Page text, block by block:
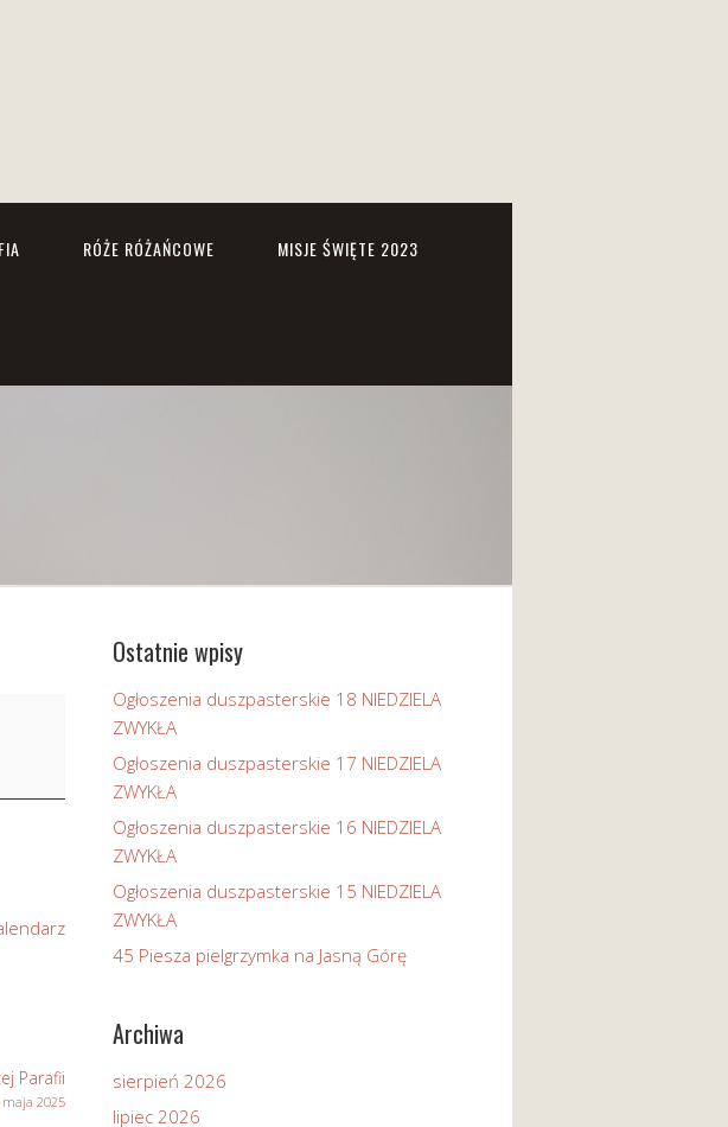
RÓŻE RÓŻAŃCOWE MISJE ŚWIĘTE 2023
Parafii
maja 2025
Ostatnie wpisy
Ogłoszenia duszpasterskie 18 NIEDZIELA
ZWYKŁA
Ogłoszenia duszpasterskie 17 NIEDZIELA
ZWYKŁA
Ogłoszenia duszpasterskie 16 NIEDZIELA
ZWYKŁA
Ogłoszenia duszpasterskie 15 NIEDZIELA
ZWYKŁA
45 Piesza pielgrzymka na Jasną Górę
Archiwa
sierpień 2026
lipiec 2026